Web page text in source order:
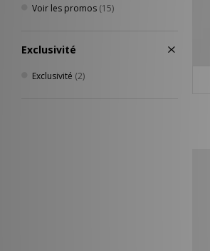
Voir les promos (15)
Exclusivité
Exclusivité (2)